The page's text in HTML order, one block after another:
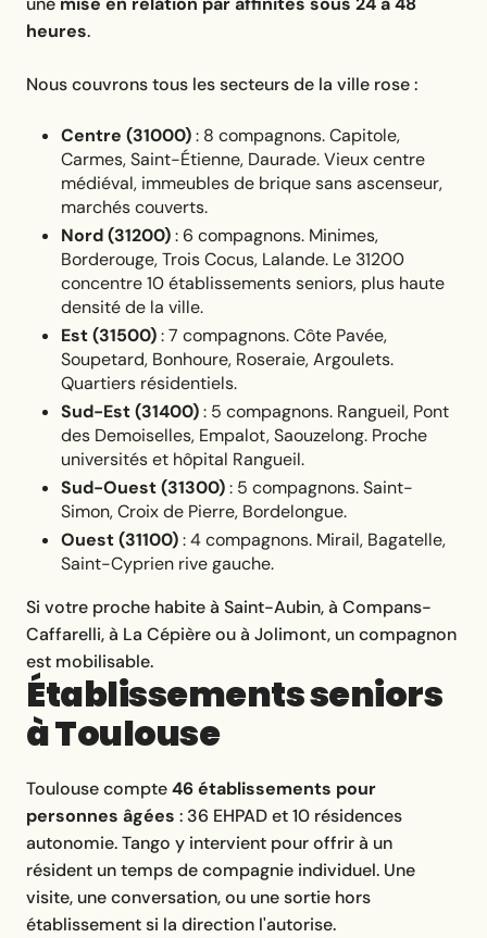
heures.
Nous couvrons tous les secteurs de la ville rose :
Centre (31000): 8 compagnons. Capitole,
Carmes, Saint-Étienne, Daurade. Vieux centre
médiéval, immeubles de brique sans ascenseur,
marchés couverts.
Nord (31200): 6 compagnons. Minimes,
Borderouge, Trois Cocus, Lalande. Le 31200
concentre 10 établissements seniors, plus haute
densité de la ville.
Est (31500): 7 compagnons. Côte Pavée,
Soupetard, Bonhoure, Roseraie, Argoulets.
Quartiers résidentiels.
Sud-Est (31400): 5 compagnons. Rangueil, Pont
des Demoiselles, Empalot, Saouzelong. Proche
universités et hôpital Rangueil.
Sud-Ouest (31300): 5 compagnons. Saint-
Simon, Croix de Pierre, Bordelongue.
Ouest (31100): 4 compagnons. Mirail, Bagatelle,
Saint-Cyprien rive gauche.
Si votre proche habite à Saint-Aubin, à Compans-
Caffarelli, à La Cépière ou à Jolimont, un compagnon
est mobilisable.
Établissements seniors
à Toulouse
Toulouse compte46 établissements pour
personnes âgées : 36 EHPAD et 10 résidences
autonomie. Tango y intervient pour offrir à un
résident un temps de compagnie individuel. Une
visite, une conversation, ou une sortie hors
établissement si la direction l'autorise.